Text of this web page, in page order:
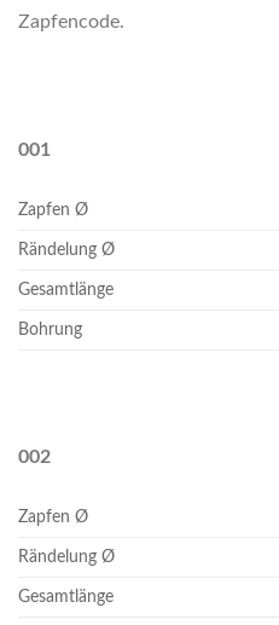
Zapfencode.
001
Zapfen Ø
Rändelung Ø
Gesamtlänge
Bohrung
002
Zapfen Ø
Rändelung Ø
Gesamtlänge